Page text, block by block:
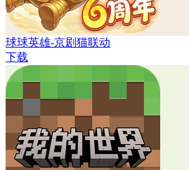
球球英雄-京剧猫联动
下载